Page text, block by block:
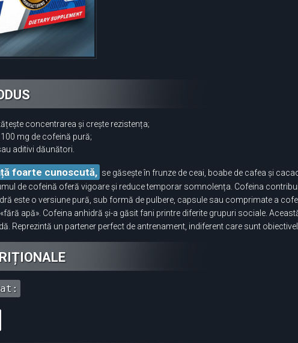
concentrarea și crește rezistența;
mg de cofeină pură;
aditivi dăunători.
foarte cunoscută, se găsește în frunze de ceai, boabe de cafea și
de cofeină oferă vigoare și reduce temporar somnolența. Cofeina
este o versiune pură, sub formă de pulbere, capsule sau comprimate a
apă». Cofeina anhidră și-a găsit fani printre diferite grupuri sociale.
Reprezintă un partener perfect de antrenament, indiferent care sunt